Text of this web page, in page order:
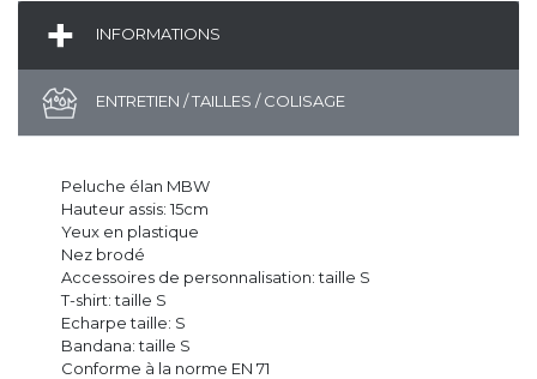
INFORMATIONS
ENTRETIEN / TAILLES / COLISAGE
Peluche élan MBW
Hauteur assis: 15cm
Yeux en plastique
Nez brodé
Accessoires de personnalisation: taille S
T-shirt: taille S
Echarpe taille: S
Bandana: taille S
Conforme à la norme EN 71